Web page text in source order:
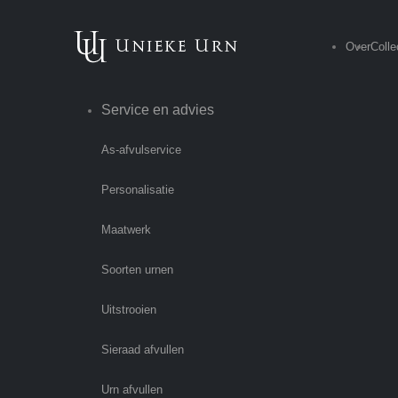
Over
Service en advies
As-afvulservice
Personalisatie
Maatwerk
Soorten urnen
Uitstrooien
Sieraad afvullen
Urn afvullen